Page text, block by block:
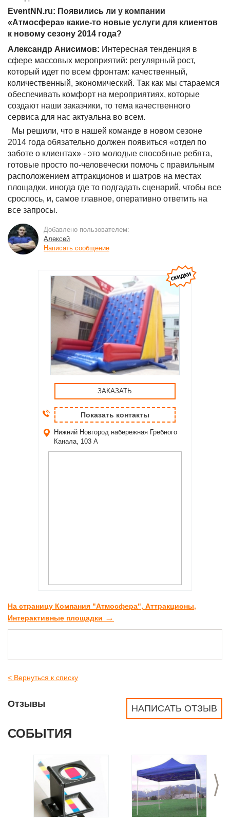
EventNN.ru: Появились ли у компании
«Атмосфера» какие-то новые услуги для клиентов
к новому сезону 2014 года?
Александр Анисимов: Интересная тенденция в
сфере массовых мероприятий: регулярный рост,
который идет по всем фронтам: качественный,
количественный, экономический. Так как мы стараемся
обеспечивать комфорт на мероприятиях, которые
создают наши заказчики, то тема качественного
сервиса для нас актуальна во всем.
Мы решили, что в нашей команде в новом сезоне
2014 года обязательно должен появиться «отдел по
заботе о клиентах» - это молодые способные ребята,
готовые просто по-человечески помочь с правильным
расположением аттракционов и шатров на местах
площадки, иногда где то подгадать сценарий, чтобы все
срослось, и, самое главное, оперативно ответить на
все запросы.
Добавлено пользователем:
Алексей
Написать сообщение
ЗАКАЗАТЬ
Показать контакты
Нижний Новгород набережная Гребного
Канала, 103 А
На страницу Компания "Атмосфера", Аттракционы,
Интерактивные площадки →
< Вернуться к списку
НАПИСАТЬ ОТЗЫВ
Отзывы
СОБЫТИЯ
>